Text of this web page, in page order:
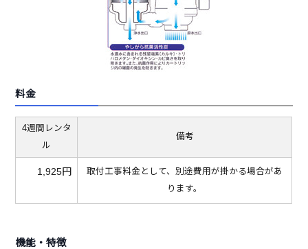
料金
4週間レンタ
ル
備考
1,925円
取付工事料金として、別途費用が掛かる場合があ
ります。
機能・特徴